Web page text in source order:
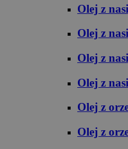
Olej z
Olej z
Olej z
Olej z
Olej z
Olej z